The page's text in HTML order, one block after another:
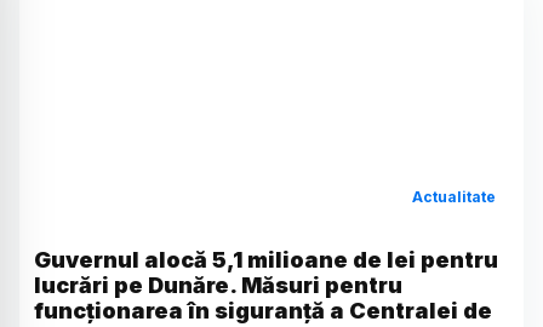
Actualitate
Guvernul alocă 5,1 milioane de lei pentru
lucrări pe Dunăre. Măsuri pentru
funcționarea în siguranță a Centralei de